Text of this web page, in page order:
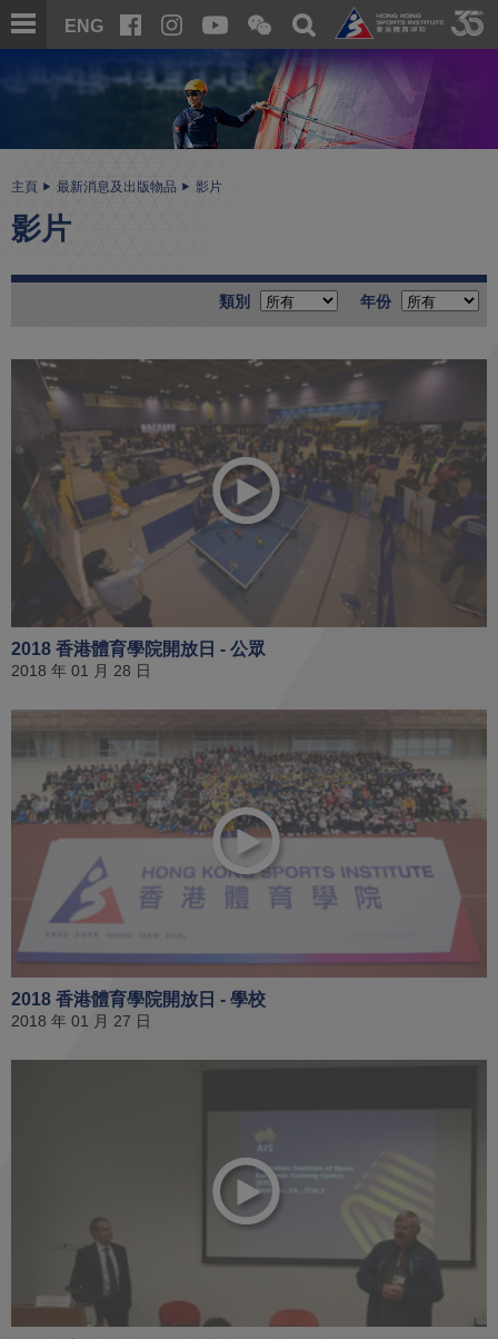
跳
至
ENG
開
合
信
二
維
碼
關
搜
尋
主頁 最新消息及出版物品 影片
影片
年份
類別
2018 香港體育學院開放日 - 公眾
2018 年 01 月 28 日
2018 香港體育學院開放日 - 學校
2018 年 01 月 27 日